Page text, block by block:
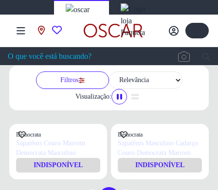
Filtros
Visualização:
Democrata
Sapatênis Couro Marrom
Democrata Masculino
INDISPONÍVEL
Democrata
Sapatênis Masculino Cadarço
Couro Democrata Marrom
INDISPONÍVEL